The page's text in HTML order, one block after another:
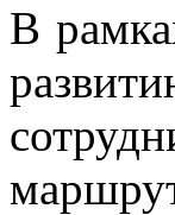
В